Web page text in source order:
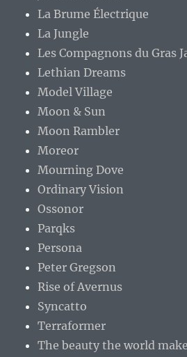
La Brume Électrique
La Jungle
Les Compagnons du Gras
Lethian Dreams
Model Village
Moon & Sun
Moon Rambler
Moreor
Mourning Dove
Ordinary Vision
Ossonor
Parqks
Persona
Peter Gregson
Rise of Avernus
Syncatto
Terraformer
The beauty the world